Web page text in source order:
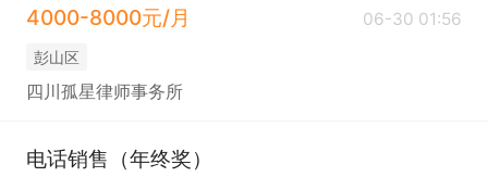
4000-8000元/月
06-30 01:56
彭山区
四川孤星律师事务所
电话销售（年终奖）